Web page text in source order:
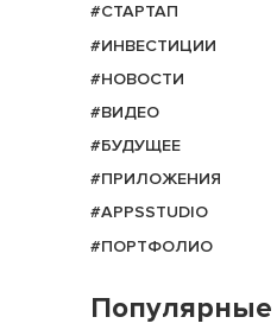
#СТАРТАП
#ИНВЕСТИЦИИ
#НОВОСТИ
#ВИДЕО
#БУДУЩЕЕ
#ПРИЛОЖЕНИЯ
#APPSSTUDIO
#ПОРТФОЛИО
Популярные